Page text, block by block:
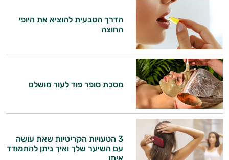
הדרך הטבעית להוציא את היופי
החוצה
מסכת סופר פוד לעור מושלם
3 הטעויות הקריטיות שאת עושה
עם השיער שלך ואיך ניתן להתמודד